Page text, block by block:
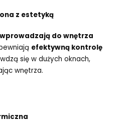
z estetyką
wprowadzają do wnętrza
efektywną kontrolę
się w dużych oknach,
wnętrza.